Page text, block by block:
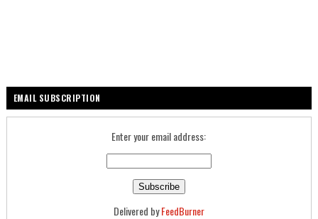
EMAIL SUBSCRIPTION
Enter your email address:
Delivered byFeedBurner